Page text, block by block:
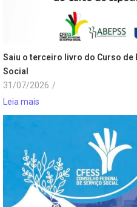
Saiu o terceiro livro do Curso de
Social
31/07/2026 /
Leia mais